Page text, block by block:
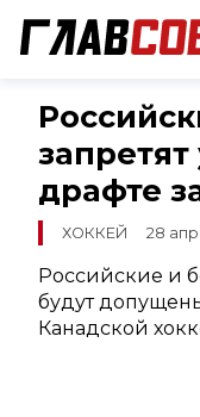
запретят
драфте
ХОККЕЙ 28
Российские и
будут
Канадской